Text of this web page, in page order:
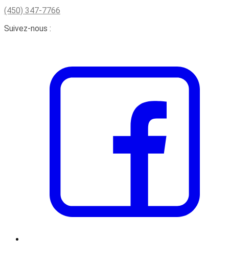
(450) 347-7766
Suivez-nous :